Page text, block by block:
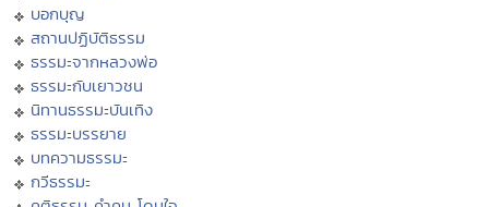
บอกบุญ
สถานปฏิบัติธรรม
ธรรมะจากหลวงพ่อ
ธรรมะกับเยาวชน
นิทานธรรมะบันเทิง
ธรรมะบรรยาย
บทความธรรมะ
กวีธรรมะ